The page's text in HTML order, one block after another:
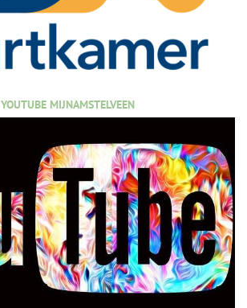
YOUTUBE MIJNAMSTELVEEN